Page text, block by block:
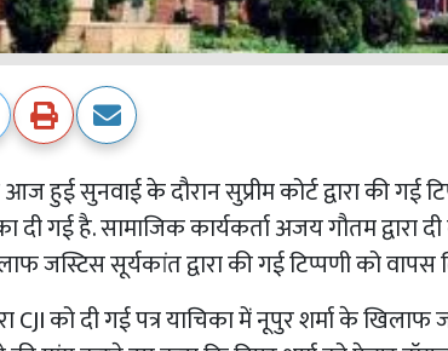
हुई सुनवाई के दौरान सुप्रीम कोर्ट द्वारा की गई
गई है. सामाजिक कार्यकर्ता अजय गौतम द्वारा
जस्टिस सूर्यकांत द्वारा की गई टिप्पणी को वापस
CJI को दी गई पत्र याचिका में नूपुर शर्मा के